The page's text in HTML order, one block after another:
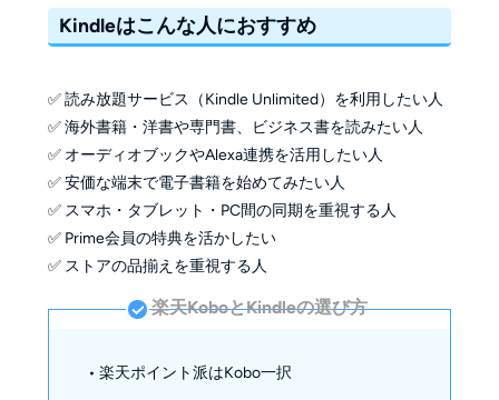
Kindleはこんな人におすすめ
✅ 読み放題サービス（Kindle Unlimited）を利用したい人
✅ 海外書籍・洋書や専門書、ビジネス書を読みたい人
✅ オーディオブックやAlexa連携を活用したい人
✅ 安価な端末で電子書籍を始めてみたい人
✅ スマホ・タブレット・PC間の同期を重視する人
✅ Prime会員の特典を活かしたい
✅ ストアの品揃えを重視する人
楽天KoboとKindleの選び方
• 楽天ポイント派はKobo一択